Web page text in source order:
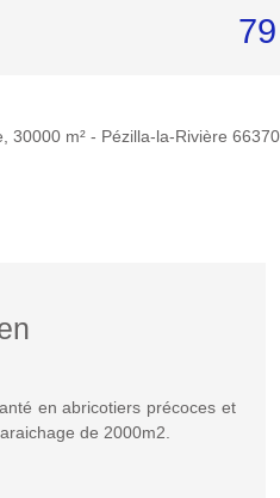
30000 m² - Pézilla-la-Rivière 66370
en abricotiers précoces et
de 2000m2.